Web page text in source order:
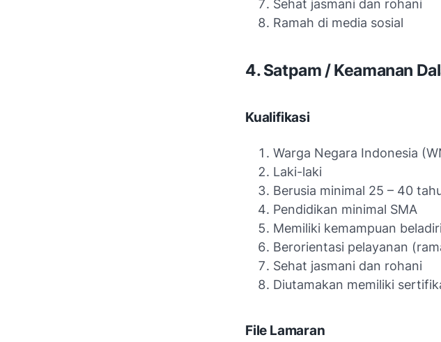
Sehat jasmani dan rohani
Ramah di media sosial
4. Satpam / Keamanan
Kualifikasi
Warga Negara Indonesia
Laki-laki
Berusia minimal 25 – 40
Pendidikan minimal SMA
Memiliki kemampuan
Berorientasi pelayanan
Sehat jasmani dan rohani
Diutamakan memiliki
File Lamaran